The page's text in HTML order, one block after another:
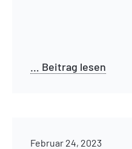
… Beitrag lesen
Februar 24, 2023